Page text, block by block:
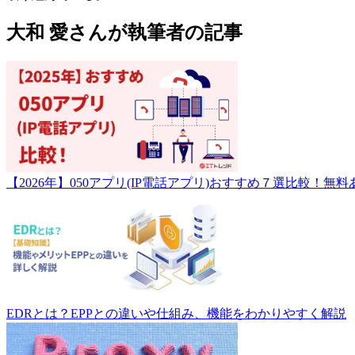
大和 愛さんが執筆者の記事
【2026年】050アプリ(IP電話アプリ)おすすめ７選比較！無料
EDRとは？EPPとの違いや仕組み、機能をわかりやすく解説